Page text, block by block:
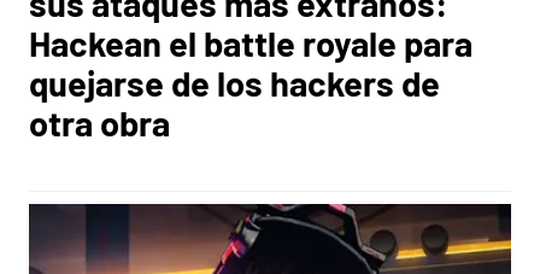
Hackean el battle royale para
quejarse de los hackers de
otra obra